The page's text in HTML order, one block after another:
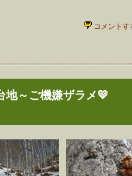
コメントす
地～ご機嫌ザラメ💛